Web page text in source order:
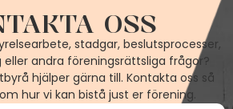
OSS
stadgar, beslutsprocesser,
eller andra föreningsrättsliga frågor?
hjälper gärna till. Kontakta oss så
hur vi kan bistå just er förening.